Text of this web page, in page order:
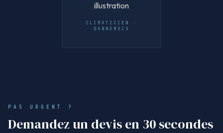
CLIMATICIEN ·
DANNEMOIS
PAS URGENT ?
Demandez un devis en 30 secondes